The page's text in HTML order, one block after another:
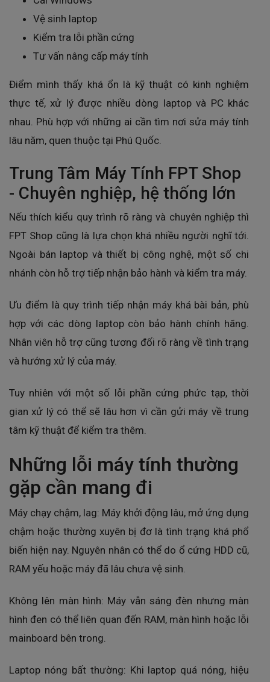
Vệ sinh laptop
Kiểm tra lỗi phần cứng
Tư vấn nâng cấp máy tính
Điểm mình thấy khá ổn là kỹ thuật có kinh nghiệm
thực tế, xử lý được nhiều dòng laptop và PC khác
nhau. Phù hợp với những ai cần tìm nơi sửa máy tính
lâu năm, quen thuộc tại Phú Quốc.
Trung Tâm Máy Tính FPT Shop
- Chuyên nghiệp, hệ thống lớn
Nếu thích kiểu quy trình rõ ràng và chuyên nghiệp thì
FPT Shop cũng là lựa chọn khá nhiều người nghĩ tới.
Ngoài bán laptop và thiết bị công nghệ, một số chi
nhánh còn hỗ trợ tiếp nhận bảo hành và kiểm tra máy.
Ưu điểm là quy trình tiếp nhận máy khá bài bản, phù
hợp với các dòng laptop còn bảo hành chính hãng.
Nhân viên hỗ trợ cũng tương đối rõ ràng về tình trạng
và hướng xử lý của máy.
Tuy nhiên với một số lỗi phần cứng phức tạp, thời
gian xử lý có thể sẽ lâu hơn vì cần gửi máy về trung
tâm kỹ thuật để kiểm tra thêm.
Những lỗi máy tính thường
gặp cần mang đi
Máy chạy chậm, lag: Máy khởi động lâu, mở ứng dụng
chậm hoặc thường xuyên bị đơ là tình trạng khá phổ
biến hiện nay. Nguyên nhân có thể do ổ cứng HDD cũ,
RAM yếu hoặc máy đã lâu chưa vệ sinh.
Không lên màn hình: Máy vẫn sáng đèn nhưng màn
hình đen có thể liên quan đến RAM, màn hình hoặc lỗi
mainboard bên trong.
Laptop nóng bất thường: Khi laptop quá nóng, hiệu